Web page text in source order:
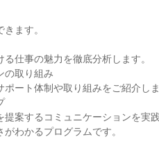
ます。
仕事の魅力を徹底分析します。
の取り組み
ート体制や取り組みをご紹介しま
案するコミュニケーションを実践
わかるプログラムです。